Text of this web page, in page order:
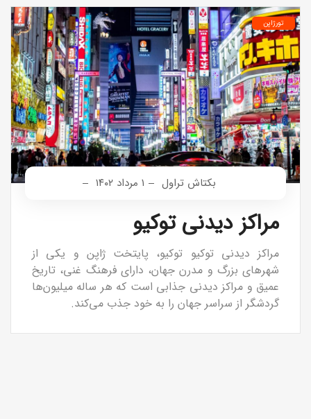
تورژاپن
بکتاش تراول ۱ مرداد ۱۴۰۲
مراکز دیدنی توکیو
مراکز دیدنی توکیو توکیو، پایتخت ژاپن و یکی از
شهرهای بزرگ و مدرن جهان، دارای فرهنگ غنی، تاریخ
عمیق و مراکز دیدنی جذابی است که هر ساله میلیون‌ها
گردشگر از سراسر جهان را به خود جذب می‌کند.